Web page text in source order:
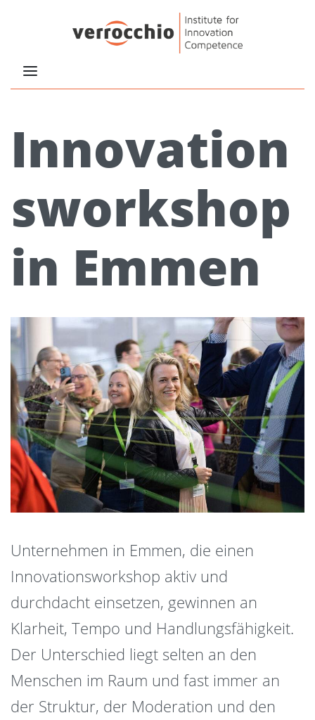
Innovation
sworkshop
in Emmen
Unternehmen in Emmen, die einen
Innovationsworkshop aktiv und
durchdacht einsetzen, gewinnen an
Klarheit, Tempo und Handlungsfähigkeit.
Der Unterschied liegt selten an den
Menschen im Raum und fast immer an
der Struktur, der Moderation und den